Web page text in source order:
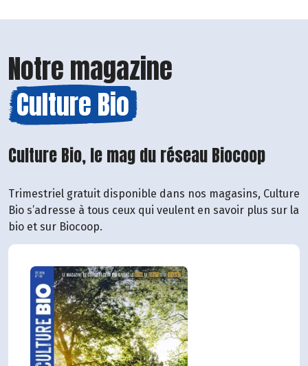
Notre magazine
Culture Bio
Culture Bio, le mag du réseau Biocoop
Trimestriel gratuit disponible dans nos magasins, Culture
Bio s’adresse à tous ceux qui veulent en savoir plus sur la
bio et sur Biocoop.